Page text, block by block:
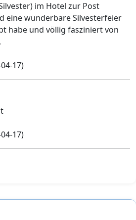
im Hotel zur Post
eine wunderbare Silvesterfeier
habe und völlig fasziniert von
17)
17)